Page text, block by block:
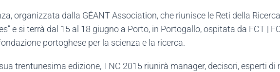
organizzata dalla GÉANT Association, che riunisce le Reti della
e si terrà dal 15 al 18 giugno a Porto, in Portogallo, ospitata da FCT |
portoghese per la scienza e la ricerca.
trentunesima edizione, TNC 2015 riunirà manager, decisori, esperti